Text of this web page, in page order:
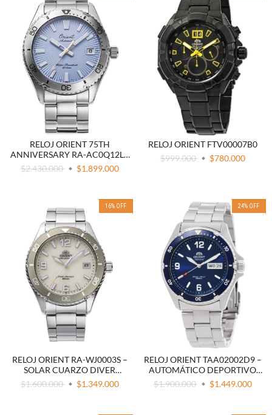
RELOJ ORIENT 75TH
ANNIVERSARY RA-AC0Q12L -
EDICIÓN LIMITADA
$2.430.000 $1.899.000
RELOJ ORIENT FTV00007B0
$999.000
$780.000
16% OFF
RELOJ ORIENT RA-WJ0003S –
SOLAR CUARZO DIVER
ACERO INOXIDABLE MARFIL
$1.600.000 $1.349.000
24% OFF
RELOJ ORIENT TAA02002D9 –
AUTOMÁTICO DEPORTIVO
ACERO INOXIDABLE AZUL
$1.900.000 $1.449.000